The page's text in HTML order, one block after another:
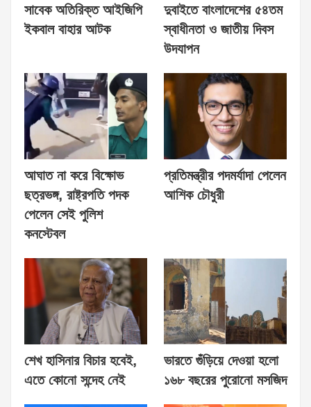
সাবেক অতিরিক্ত আইজিপি
ইকবাল বাহার আটক
দুবাইতে বাংলাদেশের ৫৪তম
স্বাধীনতা ও জাতীয় দিবস
উদযাপন
আঘাত না করে বিক্ষোভ
ছত্রভঙ্গ, রাষ্ট্রপতি পদক
পেলেন সেই পুলিশ
কনস্টেবল
প্রতিমন্ত্রীর পদমর্যাদা পেলেন
আশিক চৌধুরী
শেখ হাসিনার বিচার হবেই,
এতে কোনো সন্দেহ নেই
ভারতে গুঁড়িয়ে দেওয়া হলো
১৬৮ বছরের পুরোনো মসজিদ